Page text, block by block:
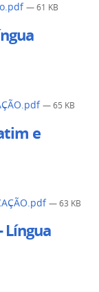
— 61 KB
— 65 KB
e
— 63 KB
Língua